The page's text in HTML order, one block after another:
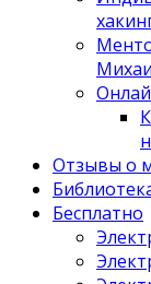
Отзывы о
Бесплатно